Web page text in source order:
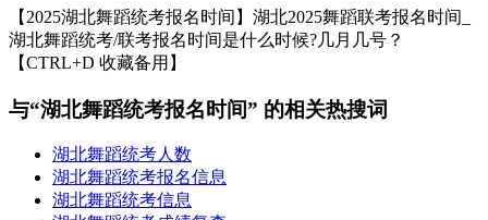
【2025湖北舞蹈统考报名时间】湖北2025舞蹈联考报名时间_
湖北舞蹈统考/联考报名时间是什么时候?几月几号？
【CTRL+D 收藏备用】
与“湖北舞蹈统考报名时间” 的相关热搜词
湖北舞蹈统考人数
湖北舞蹈统考报名信息
湖北舞蹈统考信息